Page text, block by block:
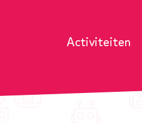
Activiteiten